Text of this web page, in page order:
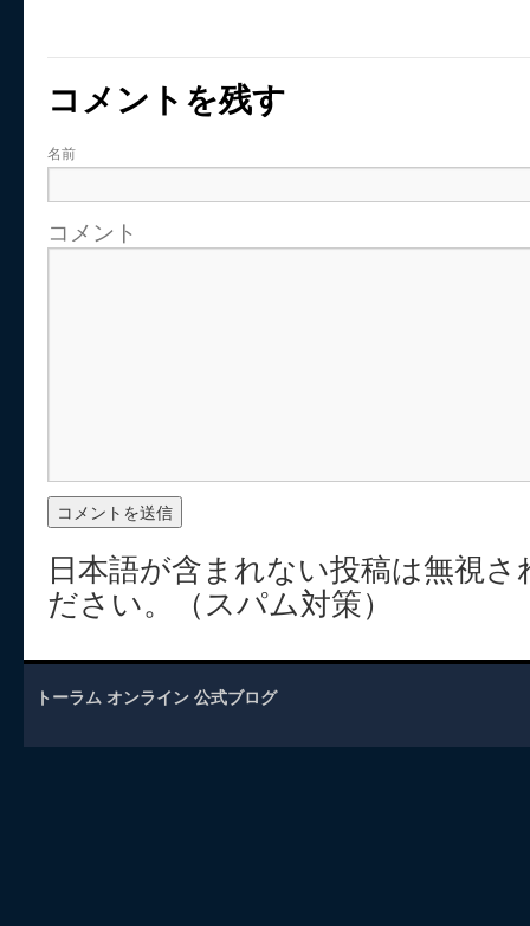
コメントを残す
名前
コメント
日本語が含まれない投稿は無視
ださい。（スパム対策）
トーラム オンライン 公式ブログ